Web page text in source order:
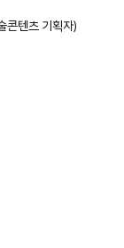
텐츠 기획자)